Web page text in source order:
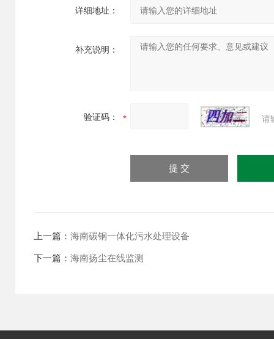
详细地址：
补充说明：
验证码： 请
上一篇： 海南碳钢一体化污水处理设备
下一篇： 海南扬尘在线监测